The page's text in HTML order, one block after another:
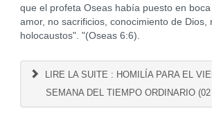
que el profeta Oseas había puesto en
amor, no sacrificios, conocimiento de Dios,
holocaustos". "(Oseas 6:6).
LIRE LA SUITE : HOMILÍA PARA EL
SEMANA DEL TIEMPO ORDINARIO